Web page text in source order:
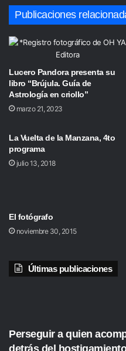
Publicaciones
Lucero Pandora presenta su
libro “Brújula. Guía de
Astrología en criollo”
marzo 21, 2023
La Vuelta de la Manzana, 4to
programa
julio 13, 2018
El fotógrafo
noviembre 30, 2015
Últimas publicaciones
Perseguir a quien
detrás del